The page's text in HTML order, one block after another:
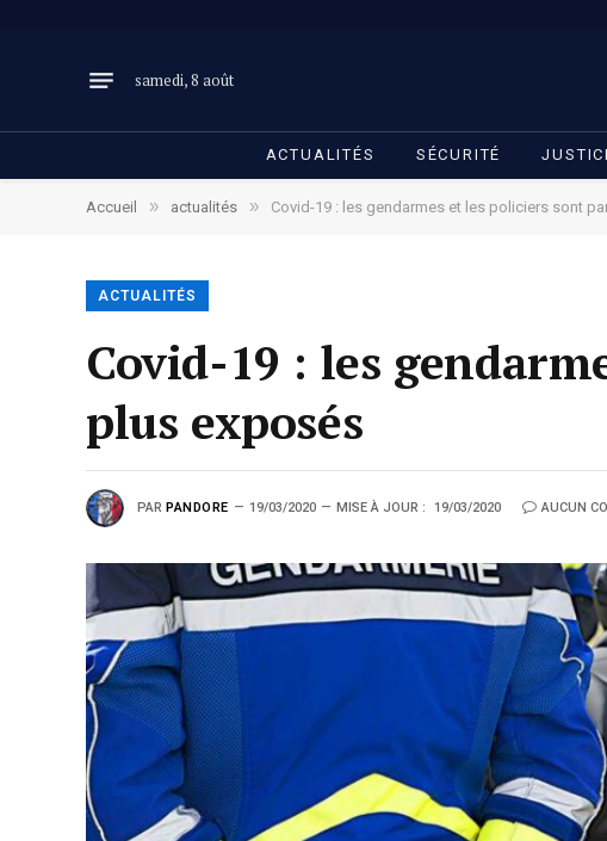
samedi, 8 août
ACTUALITÉS SÉCURITÉ
Accueil » actualités » Covid-19 : les gendarmes et les policiers sont
ACTUALITÉS
Covid-19 : les
plus exposés
PAR PANDORE 19/03/2020 MISE À JOUR : 19/03/2020 AUCUN